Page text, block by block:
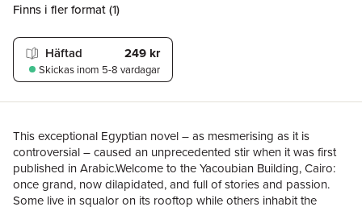
Finns i fler format (1)
Häftad 249 kr
Skickas inom 5-8 vardagar
This exceptional Egyptian novel – as mesmerising as it is
controversial – caused an unprecedented stir when it was first
published in Arabic.Welcome to the Yacoubian Building, Cairo:
once grand, now dilapidated, and full of stories and passion.
Some live in squalor on its rooftop while others inhabit the